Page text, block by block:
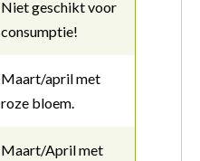
Niet geschikt voor
consumptie!
Maart/april met
roze bloem.
Maart/April met